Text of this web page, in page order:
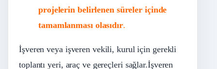
projelerin belirlenen süreler içinde
tamamlanması olasıdır.
İşveren veya işveren vekili, kurul için gerekli
toplantı yeri, araç ve gereçleri sağlar.İşveren